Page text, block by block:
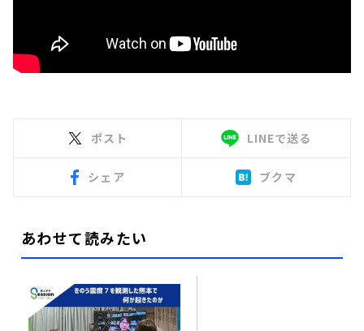
ポスト LINEで送る
シェア ブクマ
あわせて読みたい